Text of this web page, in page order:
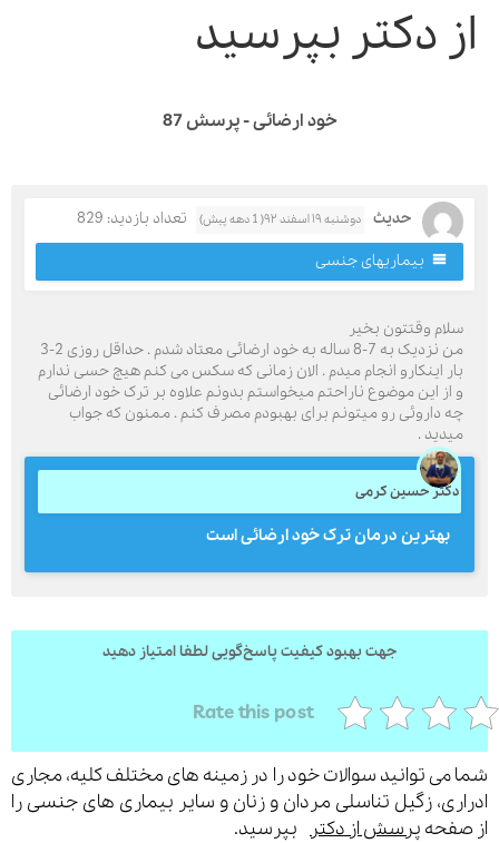
دکتر بپرسید
خود ارضائی - پرسش 87
حدیث دوشنبه ۱۹ اسفند ۹۲( 1 دهه پیش)
تعداد بازدید: 829
بیماریهای جنسی
وقتتون بخیر
من نزدیک به 7-8 ساله به خود ارضائی معتاد شدم . حداقل روزی 2-3
اینکارو انجام میدم . الان زمانی که سکس می کنم هیچ حسی ندارم
از این موضوع ناراحتم میخواستم بدونم علاوه بر ترک خود ارضائی
داروئی رو میتونم برای بهبودم مصرف کنم . ممنون که جواب
.
دکتر حسین کرمی
بهترین درمان ترک خود ارضائی است
جهت بهبود کیفیت پاسخ‌گویی لطفا امتیاز دهید
Rate this post
توانید سوالات خود را در زمینه های مختلف کلیه، مجاری
زگیل تناسلی مردان و زنان و سایر بیماری های جنسی را
پرسش از دکتربپرسید.
قدرت گرفته از همیارسیستم